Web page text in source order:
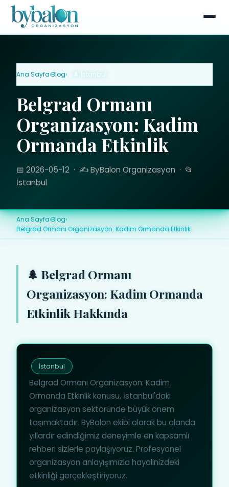
Ana Sayfa›Blog› 🌲 İstanbul
Belgrad Ormanı
Organizasyon: Kadim
Ormanda Etkinlik
📅 2026-05-12 · ✍️ ByBalon Organizasyon · 📂
İstanbul
Ana Sayfa›Blog›
Belgrad Ormanı Organizasyon: Kadim Ormanda Etkinlik
🌲 Belgrad Ormanı
Organizasyon: Kadim Ormanda
Etkinlik Hakkında
İstanbul
Belgrad Ormanı Organizasyon: Kadim
Ormanda Etkinlik konusu, İstanbul'daki
organizasyon sektöründe büyük önem
taşımaktadır. ByBalon ekibi olarak bu alanda
yıllardır edindiğimiz deneyimle en kapsamlı
rehberi sizlerle paylaşıyoruz. Profesyonel
organizasyon anlayışımızla hayalinizdeki
etkinliği gerçekleştiriyoruz.